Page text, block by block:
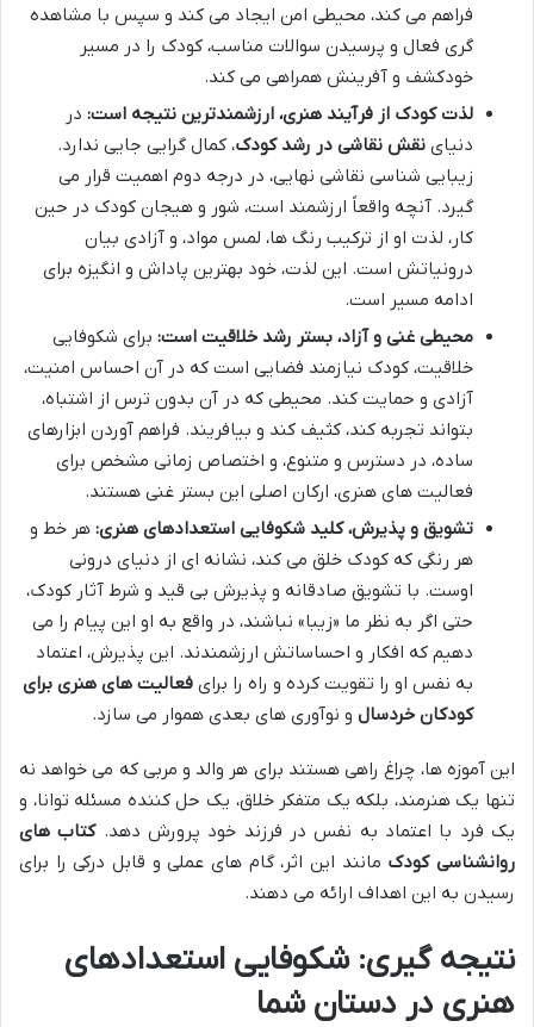
فراهم می کند، محیطی امن ایجاد می کند و سپس با مشاهده
گری فعال و پرسیدن سوالات مناسب، کودک را در مسیر
خودکشف و آفرینش همراهی می کند.
لذت کودک از فرآیند هنری، ارزشمندترین نتیجه است: در
دنیای نقش نقاشی در رشد کودک، کمال گرایی جایی ندارد.
زیبایی شناسی نقاشی نهایی، در درجه دوم اهمیت قرار می
گیرد. آنچه واقعاً ارزشمند است، شور و هیجان کودک در حین
کار، لذت او از ترکیب رنگ ها، لمس مواد، و آزادی بیان
درونیاتش است. این لذت، خود بهترین پاداش و انگیزه برای
ادامه مسیر است.
محیطی غنی و آزاد، بستر رشد خلاقیت است: برای شکوفایی
خلاقیت، کودک نیازمند فضایی است که در آن احساس امنیت،
آزادی و حمایت کند. محیطی که در آن بدون ترس از اشتباه،
بتواند تجربه کند، کثیف کند و بیافریند. فراهم آوردن ابزارهای
ساده، در دسترس و متنوع، و اختصاص زمانی مشخص برای
فعالیت های هنری، ارکان اصلی این بستر غنی هستند.
تشویق و پذیرش، کلید شکوفایی استعدادهای هنری: هر خط و
هر رنگی که کودک خلق می کند، نشانه ای از دنیای درونی
اوست. با تشویق صادقانه و پذیرش بی قید و شرط آثار کودک،
حتی اگر به نظر ما «زیبا» نباشند، در واقع به او این پیام را می
دهیم که افکار و احساساتش ارزشمندند. این پذیرش، اعتماد
به نفس او را تقویت کرده و راه را برای فعالیت های هنری برای
کودکان خردسال و نوآوری های بعدی هموار می سازد.
این آموزه ها، چراغ راهی هستند برای هر والد و مربی که می خواهد نه
تنها یک هنرمند، بلکه یک متفکر خلاق، یک حل کننده مسئله توانا، و
یک فرد با اعتماد به نفس در فرزند خود پرورش دهد.کتاب های
روانشناسی کودک مانند این اثر، گام های عملی و قابل درکی را برای
رسیدن به این اهداف ارائه می دهند.
نتیجه گیری: شکوفایی استعدادهای
هنری در دستان شما